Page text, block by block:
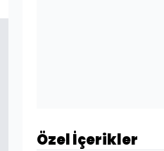
Özel İçerikler